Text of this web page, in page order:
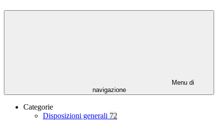
Menu di
navigazione
Categorie
Disposizioni generali 72